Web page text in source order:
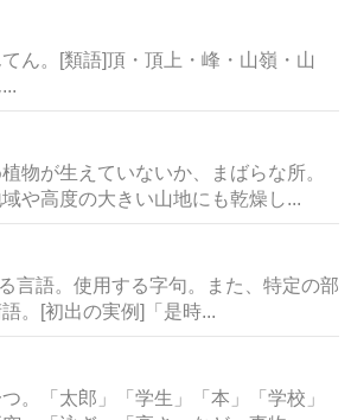
ん。[類語]頂・頂上・峰・山嶺・山
物が生えていないか、まばらな所。
や高度の大きい山地にも乾燥し...
言語。使用する字句。また、特定の部
。[初出の実例]「是時...
。「太郎」「学生」「本」「学校」